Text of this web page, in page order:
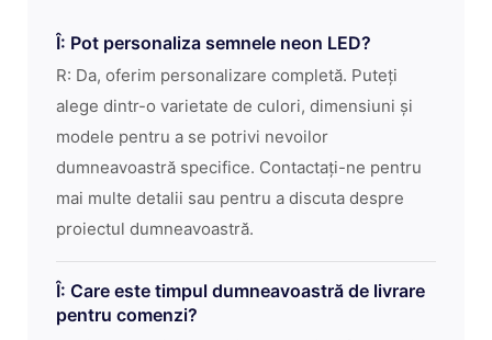
Î: Pot personaliza semnele neon LED?
R: Da, oferim personalizare completă. Puteți
alege dintr-o varietate de culori, dimensiuni și
modele pentru a se potrivi nevoilor
dumneavoastră specifice. Contactați-ne pentru
mai multe detalii sau pentru a discuta despre
proiectul dumneavoastră.
Î: Care este timpul dumneavoastră de livrare
pentru comenzi?